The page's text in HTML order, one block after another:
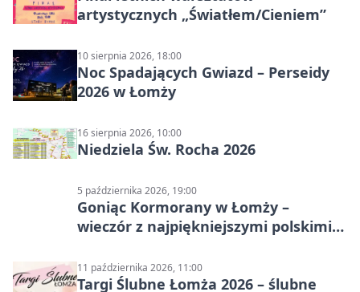
artystycznych „Światłem/Cieniem”
10 sierpnia 2026, 18:00
Noc Spadających Gwiazd – Perseidy
2026 w Łomży
16 sierpnia 2026, 10:00
Niedziela Św. Rocha 2026
5 października 2026, 19:00
Goniąc Kormorany w Łomży –
wieczór z najpiękniejszymi polskimi
11 października 2026, 11:00
Targi Ślubne Łomża 2026 – ślubne